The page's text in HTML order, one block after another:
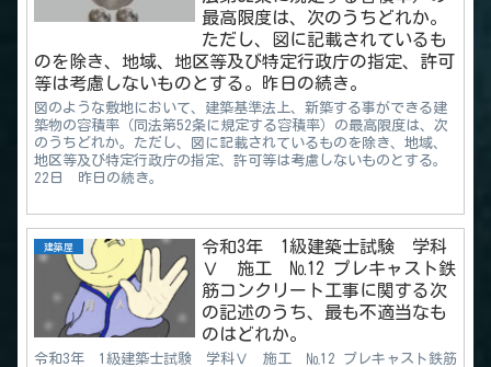
最高限度は、次のうちどれか。
ただし、図に記載されているも
のを除き、地域、地区等及び特定行政庁の指定、許可
等は考慮しないものとする。昨日の続き。
図のような敷地において、建築基準法上、新築する事ができる建
築物の容積率（同法第52条に規定する容積率）の最高限度は、次
のうちどれか。ただし、図に記載されているものを除き、地域、
地区等及び特定行政庁の指定、許可等は考慮しないものとする。
22日 昨日の続き。
建築屋
令和3年 1級建築士試験 学科
Ⅴ 施工 №12 プレキャスト鉄
筋コンクリート工事に関する次
の記述のうち、最も不適当なも
のはどれか。
令和3年 1級建築士試験 学科Ⅴ 施工 №12 プレキャスト鉄筋